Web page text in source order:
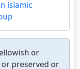
islamic
or
preserved or